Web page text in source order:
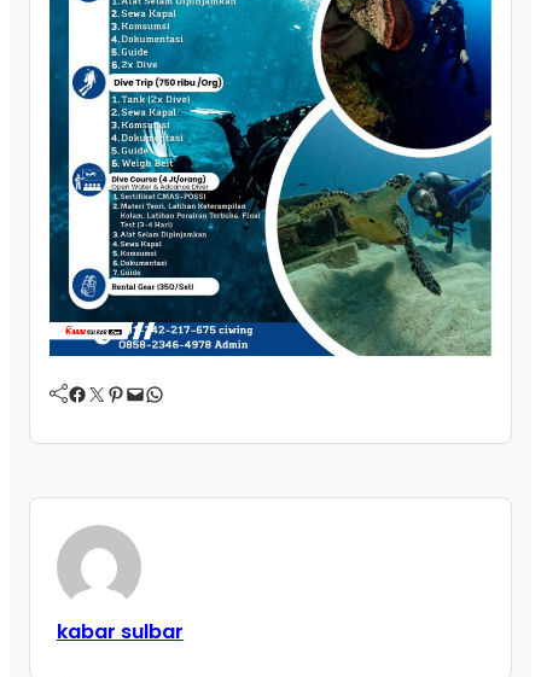
Facebook Twitter Pinterest Mail WhatsApp
kabar sulbar